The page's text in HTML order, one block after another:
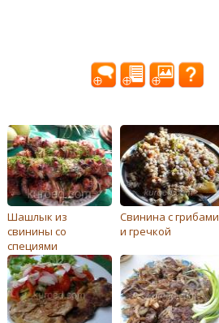
Шашлык из
свинины со
специями
Свинина с грибами
и гречкой